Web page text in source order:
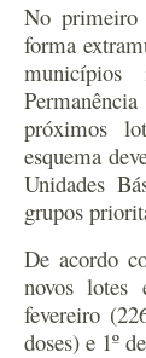
No primeiro
forma
próximos
esquema
Unidades
grupos
De acordo
novos lotes
fevereiro
doses) e 1º